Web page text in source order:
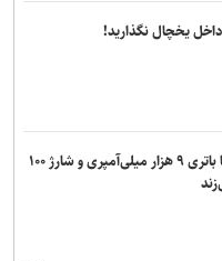
یخچال نگذارید!
آیکو نئو ۱۱S با باتری ۹ هزار میلی‌آمپری و شارژ ۱۰۰